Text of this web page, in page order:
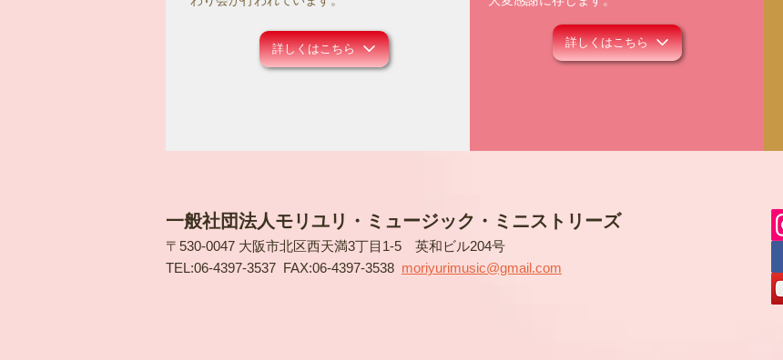
詳しくはこちら 詳しくはこちら
一般社団法人モリユリ・ミュージック・ミニストリーズ
〒530-0047 大阪市北区西天満3丁目1-5 英和ビル204号
TEL:06-4397-3537 FAX:06-4397-3538 moriyurimusic@gmail.com